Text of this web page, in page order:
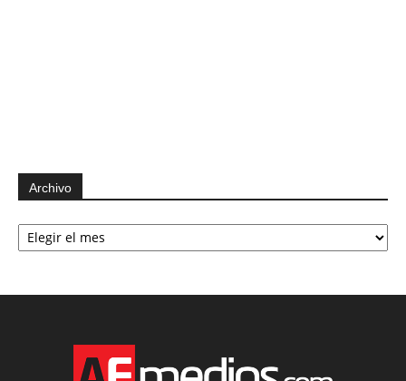
Archivo
Archivo